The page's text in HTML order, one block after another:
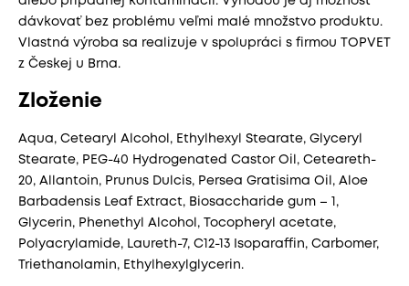
dávkovať bez problému veľmi malé množstvo produktu.
Vlastná výroba sa realizuje v spolupráci s firmou TOPVET
z Českej u Brna.
Zloženie
Aqua, Cetearyl Alcohol, Ethylhexyl Stearate, Glyceryl
Stearate, PEG-40 Hydrogenated Castor Oil, Ceteareth-
20, Allantoin, Prunus Dulcis, Persea Gratisima Oil, Aloe
Barbadensis Leaf Extract, Biosaccharide gum – 1,
Glycerin, Phenethyl Alcohol, Tocopheryl acetate,
Polyacrylamide, Laureth-7, C12-13 Isoparaffin, Carbomer,
Triethanolamin, Ethylhexylglycerin.